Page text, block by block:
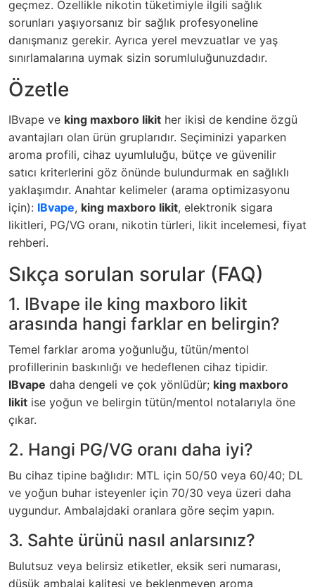
geçmez. Özellikle nikotin tüketimiyle ilgili sağlık
sorunları yaşıyorsanız bir sağlık profesyoneline
danışmanız gerekir. Ayrıca yerel mevzuatlar ve yaş
sınırlamalarına uymak sizin sorumluluğunuzdadır.
Özetle
IBvape ve king maxboro likit her ikisi de kendine özgü
avantajları olan ürün gruplarıdır. Seçiminizi yaparken
aroma profili, cihaz uyumluluğu, bütçe ve güvenilir
satıcı kriterlerini göz önünde bulundurmak en sağlıklı
yaklaşımdır. Anahtar kelimeler (arama optimizasyonu
için): IBvape, king maxboro likit, elektronik sigara
likitleri, PG/VG oranı, nikotin türleri, likit incelemesi, fiyat
rehberi.
Sıkça sorulan sorular (FAQ)
1. IBvape ile king maxboro likit
arasında hangi farklar en belirgin?
Temel farklar aroma yoğunluğu, tütün/mentol
profillerinin baskınlığı ve hedeflenen cihaz tipidir.
IBvape daha dengeli ve çok yönlüdür; king maxboro
likit ise yoğun ve belirgin tütün/mentol notalarıyla öne
çıkar.
2. Hangi PG/VG oranı daha iyi?
Bu cihaz tipine bağlıdır: MTL için 50/50 veya 60/40; DL
ve yoğun buhar isteyenler için 70/30 veya üzeri daha
uygundur. Ambalajdaki oranlara göre seçim yapın.
3. Sahte ürünü nasıl anlarsınız?
Bulutsuz veya belirsiz etiketler, eksik seri numarası,
düşük ambalaj kalitesi ve beklenmeyen aroma